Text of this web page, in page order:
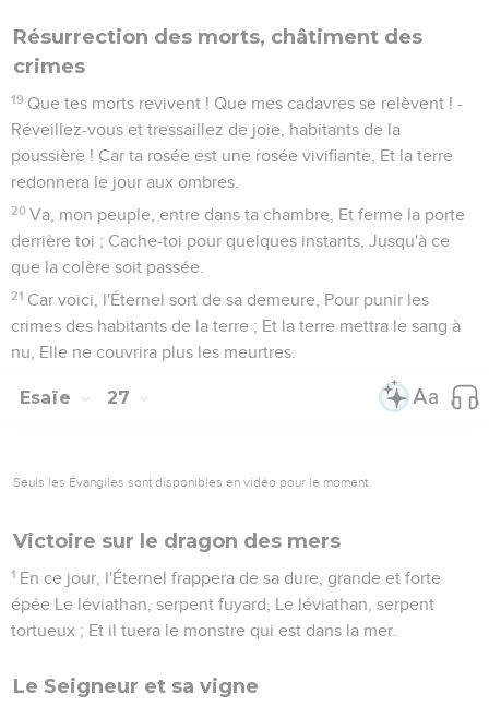
Résurrection des morts, châtiment des
crimes
19 Que tes morts revivent ! Que mes cadavres se relèvent ! -
Réveillez-vous et tressaillez de joie, habitants de la
poussière ! Car ta rosée est une rosée vivifiante, Et la terre
redonnera le jour aux ombres.
20 Va, mon peuple, entre dans ta chambre, Et ferme la porte
derrière toi ; Cache-toi pour quelques instants, Jusqu'à ce
que la colère soit passée.
21 Car voici, l'Éternel sort de sa demeure, Pour punir les
crimes des habitants de la terre ; Et la terre mettra le sang à
nu, Elle ne couvrira plus les meurtres.
Esaïe 27
Seuls les Évangiles sont disponibles en vidéo pour le moment.
Victoire sur le dragon des mers
1 En ce jour, l'Éternel frappera de sa dure, grande et forte
épée Le léviathan, serpent fuyard, Le léviathan, serpent
tortueux ; Et il tuera le monstre qui est dans la mer.
Le Seigneur et sa vigne